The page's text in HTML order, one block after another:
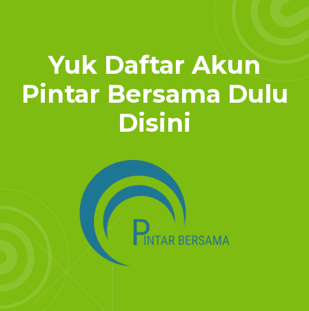
Yuk Daftar Akun
Pintar Bersama Dulu
Disini